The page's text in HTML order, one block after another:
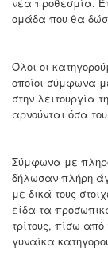
νέα προθεσμία.
ομάδα που θα
Όλοι οι
οποίοι σύμφωνα
στην λειτουργία
αρνούνται όσα
Σύμφωνα με
δήλωσαν πλήρη
με δικά τους
είδα τα
τρίτους, πίσω
γυναίκα